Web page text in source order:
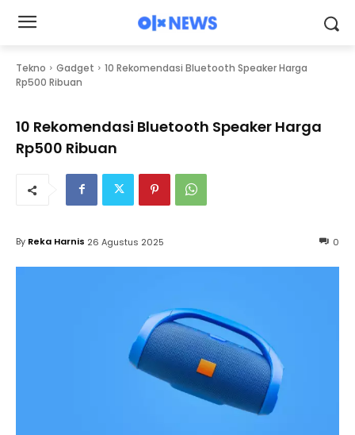
Tekno Gadget
10 Rekomendasi Bluetooth Speaker Harga
Rp500 Ribuan
10 Rekomendasi Bluetooth Speaker Harga
Rp500 Ribuan
0
By Reka Harnis 26 Agustus 2025